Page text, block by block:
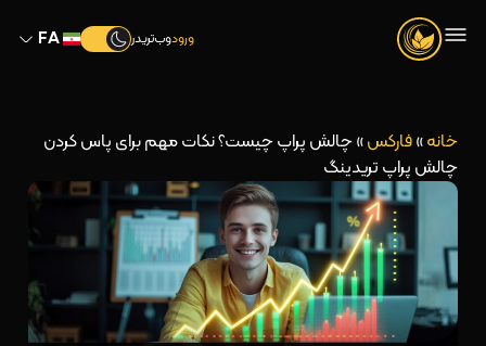
ورودوب‌تریدر
خانه»فارکس»چالش پراپ چیست؟ نکات مهم برای پاس کردن
چالش پراپ تریدینگ